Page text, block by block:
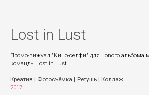
Lost in Lust
Промо-вижуал "Кино-селфи" для нового альбома
команды Lost in Lust.
Креатив | Фотосъёмка | Ретушь | Коллаж
2017